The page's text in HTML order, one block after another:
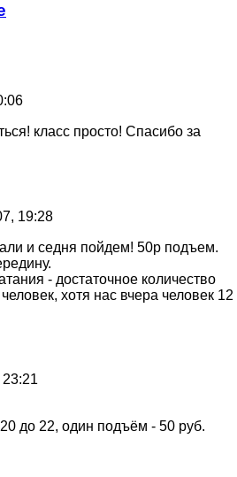
класс просто! Спасибо за
19:28
и седня пойдем! 50р подъем.
- достаточное количество
хотя нас вчера человек 12
до 22, один подъём - 50 руб.